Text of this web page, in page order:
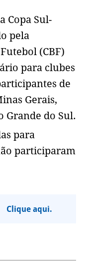
Copa Sul-
pela
(CBF)
para clubes
de
Gerais,
Grande do Sul.
para
participaram
Clique aqui.